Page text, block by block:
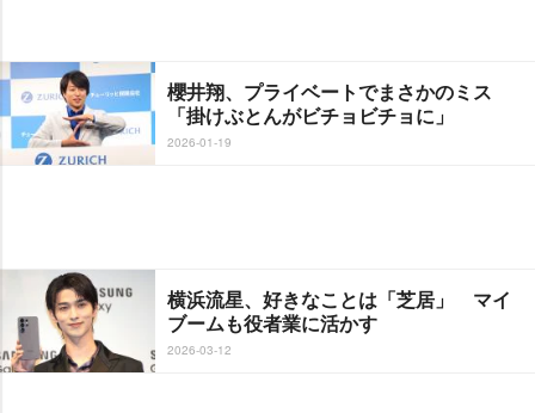
櫻井翔、プライベートでまさかのミス
「掛けぶとんがビチョビチョに」
2026-01-19
横浜流星、好きなことは「芝居」 マイ
ブームも役者業に活かす
2026-03-12